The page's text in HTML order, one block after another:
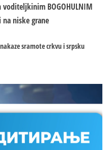
voditeljkinim BOGOHULNIM
na niske grane
sramote crkvu i srpsku